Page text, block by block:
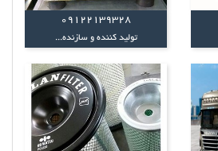
09122139328
تولید کننده و سازنده...